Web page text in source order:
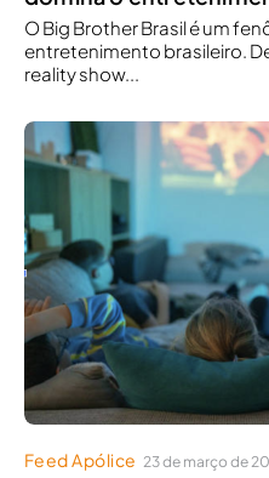
O Big Brother Brasil é um
entretenimento brasileiro.
reality show...
Feed Apólice 23 de março de